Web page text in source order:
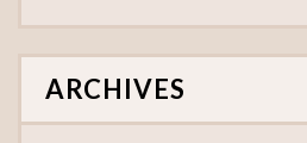
ARCHIVES